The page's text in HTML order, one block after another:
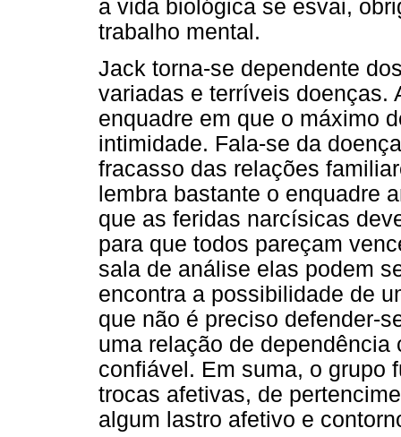
a vida biológica se esvai,
trabalho mental.
Jack torna-se dependente
variadas e terríveis doenças.
enquadre em que o máximo
intimidade. Fala-se da
fracasso das relações
lembra bastante o enquadre
que as feridas narcísicas
para que todos pareçam
sala de análise elas podem
encontra a possibilidade de
que não é preciso defender-
uma relação de
confiável. Em suma, o grupo
trocas afetivas, de
algum lastro afetivo e